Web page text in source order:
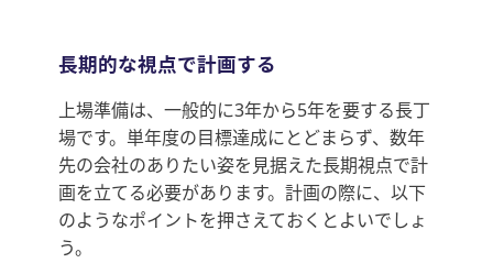
長期的な視点で計画する
上場準備は、一般的に3年から5年を要する長丁
場です。単年度の目標達成にとどまらず、数年
先の会社のありたい姿を見据えた長期視点で計
画を立てる必要があります。計画の際に、以下
のようなポイントを押さえておくとよいでしょ
う。